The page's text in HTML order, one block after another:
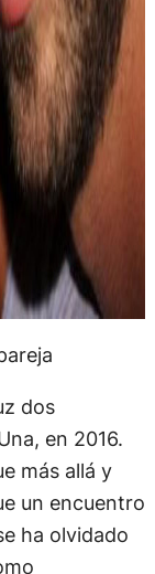
dos
en 2016.
más allá y
un encuentro
ha olvidado